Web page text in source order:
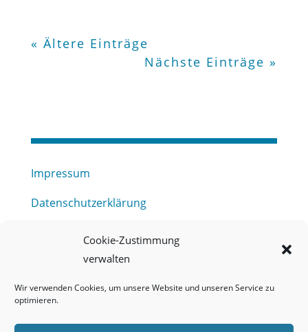
Cookie-Zustimmung
verwalten
Wir verwenden Cookies, um unsere Website und unseren Service zu
optimieren.
« Ältere Einträge
Nächste Einträge »
Impressum
Datenschutzerklärung
Haftungsausschluss
Barrierefreiheitserklärung
Meldestelle (HinSchG) des Erftverbandes